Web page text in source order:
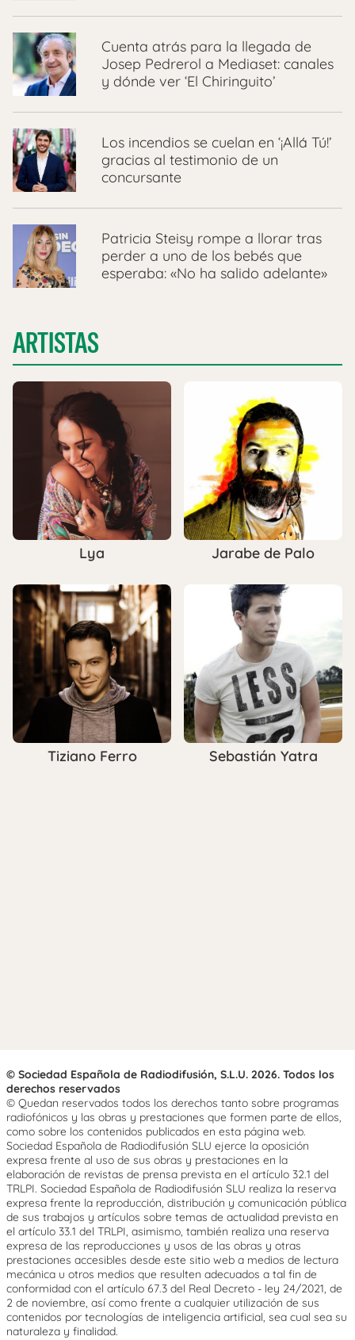
Cuenta atrás para la llegada de
Josep Pedrerol a Mediaset: canales
y dónde ver ‘El Chiringuito’
Los incendios se cuelan en ‘¡Allá Tú!’
gracias al testimonio de un
concursante
Patricia Steisy rompe a llorar tras
perder a uno de los bebés que
esperaba: «No ha salido adelante»
ARTISTAS
Lya Jarabe de Palo
Tiziano Ferro Sebastián Yatra
© Sociedad Española de Radiodifusión, S.L.U. 2026. Todos los
derechos reservados
© Quedan reservados todos los derechos tanto sobre programas
radiofónicos y las obras y prestaciones que formen parte de ellos,
como sobre los contenidos publicados en esta página web.
Sociedad Española de Radiodifusión SLU ejerce la oposición
expresa frente al uso de sus obras y prestaciones en la
elaboración de revistas de prensa prevista en el artículo 32.1 del
TRLPI. Sociedad Española de Radiodifusión SLU realiza la reserva
expresa frente la reproducción, distribución y comunicación pública
de sus trabajos y artículos sobre temas de actualidad prevista en
el artículo 33.1 del TRLPI, asimismo, también realiza una reserva
expresa de las reproducciones y usos de las obras y otras
prestaciones accesibles desde este sitio web a medios de lectura
mecánica u otros medios que resulten adecuados a tal fin de
conformidad con el artículo 67.3 del Real Decreto - ley 24/2021, de
2 de noviembre, así como frente a cualquier utilización de sus
contenidos por tecnologías de inteligencia artificial, sea cual sea su
naturaleza y finalidad.